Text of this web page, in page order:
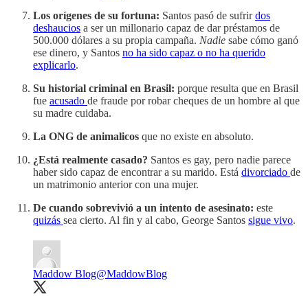
Los orígenes de su fortuna: Santos pasó de sufrirdos
deshaucios a ser un millonario capaz de dar préstamos de
500.000 dólares a su propia campaña. Nadie sabe cómo ganó
ese dinero, y Santos no ha sido capaz o no ha querido
explicarlo.
Su historial criminal en Brasil: porque resulta que en Brasil
fue acusado de fraude por robar cheques de un hombre al que
su madre cuidaba.
La ONG de animalicos que no existe en absoluto.
¿Está realmente casado? Santos es gay, pero nadie parece
haber sido capaz de encontrar a su marido. Está divorciado de
un matrimonio anterior con una mujer.
De cuando sobrevivió a un intento de asesinato: este
quizás sea cierto. Al fin y al cabo, George Santos sigue vivo.
Maddow Blog@MaddowBlog